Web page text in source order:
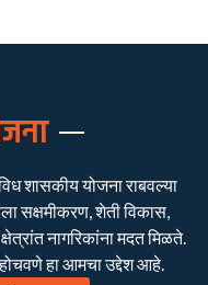
शासकीय योजना राबवल्या
सक्षमीकरण, शेती विकास,
नागरिकांना मदत मिळते.
हा आमचा उद्देश आहे.